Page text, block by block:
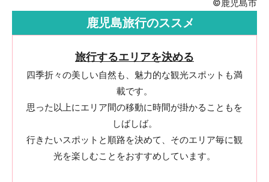
©鹿児島市
鹿児島旅行のススメ
旅行するエリアを決める
四季折々の美しい自然も、魅力的な観光スポットも満
載です。
思った以上にエリア間の移動に時間が掛かることもを
しばしば。
行きたいスポットと順路を決めて、そのエリア毎に観
光を楽しむことをおすすめしています。